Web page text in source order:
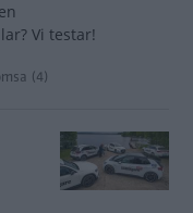
Vi testar!
(4)